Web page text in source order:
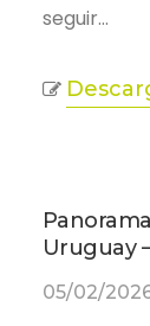
seguir…
Uruguay
05/02/